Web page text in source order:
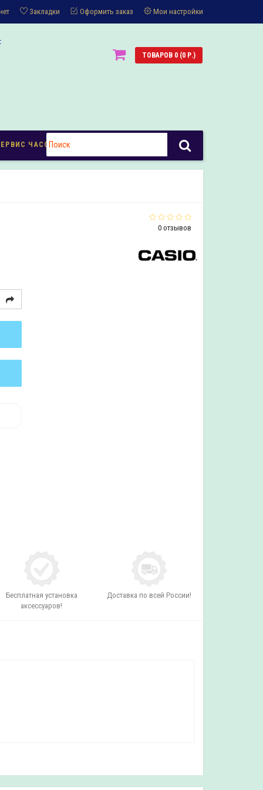
Закладки Оформить заказ Мои настройки
ТОВАРОВ 0 (0 Р.)
ЧАСОВ
0 отзывов
Бесплатная установка
аксессуаров!
Доставка по всей России!